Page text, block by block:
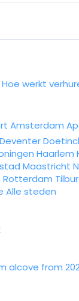
Hoe werkt
Amsterdam
Deventer
Haarlem
Maastricht
Rotterdam
Alle steden
alcove from